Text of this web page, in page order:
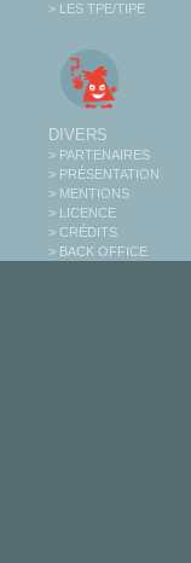
> LES TPE/TIPE
DIVERS
> PARTENAIRES
> PRÉSENTATION
> MENTIONS
> LICENCE
> CRÉDITS
> BACK OFFICE